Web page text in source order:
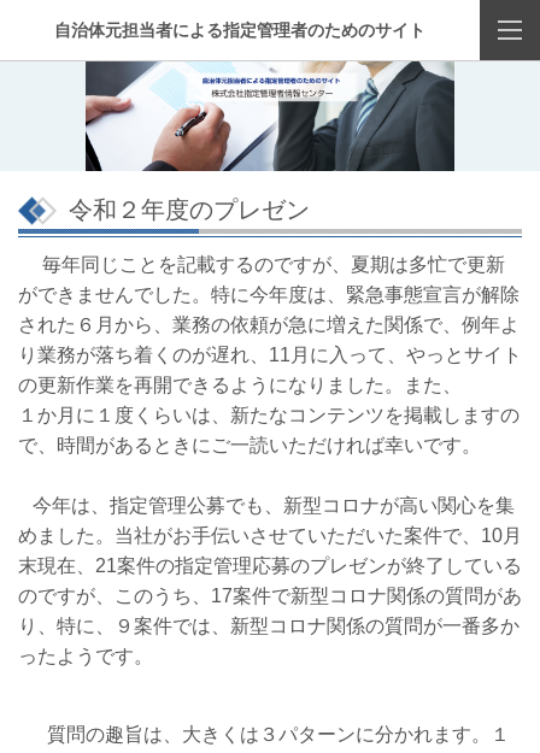
自治体元担当者による指定管理者のためのサイト
令和２年度のプレゼン
毎年同じことを記載するのですが、夏期は多忙で更新
ができませんでした。特に今年度は、緊急事態宣言が解除
された６月から、業務の依頼が急に増えた関係で、例年よ
り業務が落ち着くのが遅れ、11月に入って、やっとサイト
の更新作業を再開できるようになりました。また、
１か月に１度くらいは、新たなコンテンツを掲載しますの
で、時間があるときにご一読いただければ幸いです。
今年は、指定管理公募でも、新型コロナが高い関心を集
めました。当社がお手伝いさせていただいた案件で、10月
末現在、21案件の指定管理応募のプレゼンが終了している
のですが、このうち、17案件で新型コロナ関係の質問があ
り、特に、９案件では、新型コロナ関係の質問が一番多か
ったようです。
質問の趣旨は、大きくは３パターンに分かれます。１